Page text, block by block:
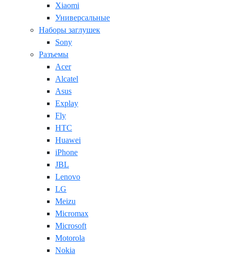
Xiaomi
Универсальные
Наборы заглушек
Sony
Разъемы
Acer
Alcatel
Asus
Explay
Fly
HTC
Huawei
iPhone
JBL
Lenovo
LG
Meizu
Micromax
Microsoft
Motorola
Nokia